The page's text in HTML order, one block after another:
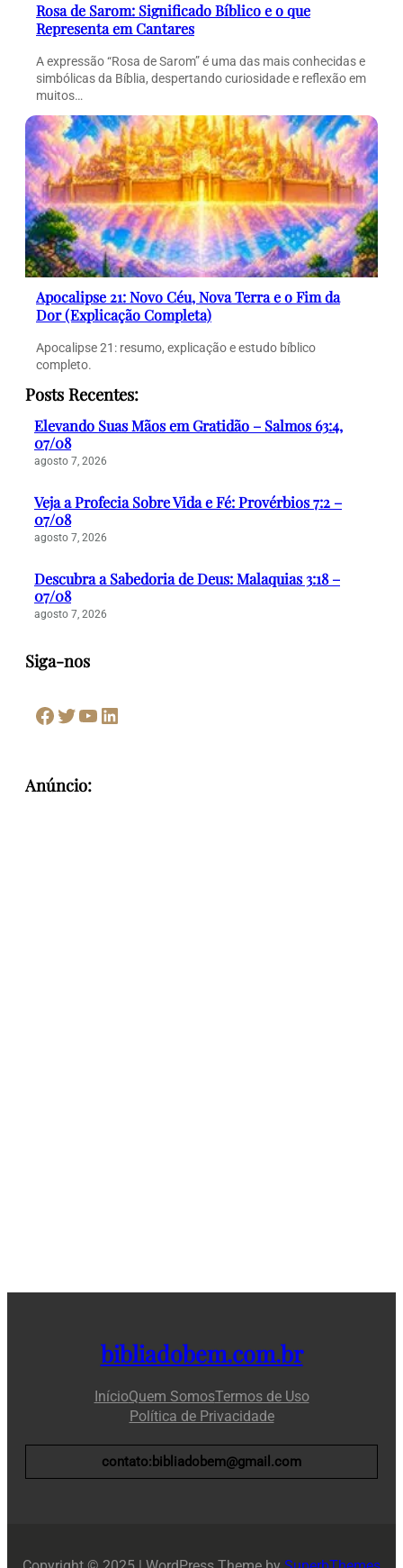
Rosa de Sarom: Significado Bíblico e o que
Representa em Cantares
A expressão “Rosa de Sarom” é uma das mais conhecidas e
simbólicas da Bíblia, despertando curiosidade e reflexão em
muitos…
Apocalipse 21: Novo Céu, Nova Terra e o Fim da
Dor (Explicação Completa)
Apocalipse 21: resumo, explicação e estudo bíblico
completo.
Posts Recentes:
Elevando Suas Mãos em Gratidão – Salmos 63:4,
07/08
agosto 7, 2026
Veja a Profecia Sobre Vida e Fé: Provérbios 7:2 –
07/08
agosto 7, 2026
Descubra a Sabedoria de Deus: Malaquias 3:18 –
07/08
agosto 7, 2026
Siga-nos
Facebook Twitter Youtube LinkedIn
Anúncio:
bibliadobem.com.br
InícioQuem SomosTermos de Uso
Política de Privacidade
contato:bibliadobem@gmail.com